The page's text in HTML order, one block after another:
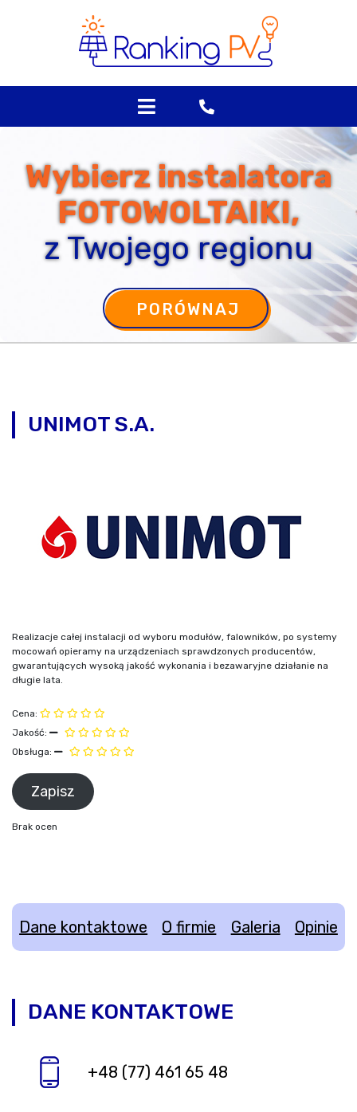
Wybierz instalatora
FOTOWOLTAIKI,
z Twojego regionu
PORÓWNAJ
UNIMOT S.A.
Realizacje całej instalacji od wyboru modułów, falowników, po systemy
mocowań opieramy na urządzeniach sprawdzonych producentów,
gwarantujących wysoką jakość wykonania i bezawaryjne działanie na
długie lata.
Cena:
Jakość:
Obsługa:
Brak ocen
Dane kontaktowe O firmie Galeria Opinie
DANE KONTAKTOWE
+48 (77) 461 65 48